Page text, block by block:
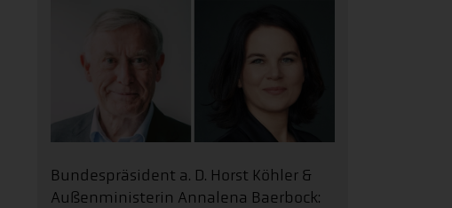
Bundespräsident a. D. Horst Köhler &
Außenministerin Annalena Baerbock: